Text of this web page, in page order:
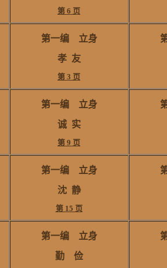
第 6 页
第一编 立身
孝 友
第 3 页
第一编 立身
诚 实
第 9 页
第一编 立身
沈 静
第 15 页
第一编 立身
勤 俭